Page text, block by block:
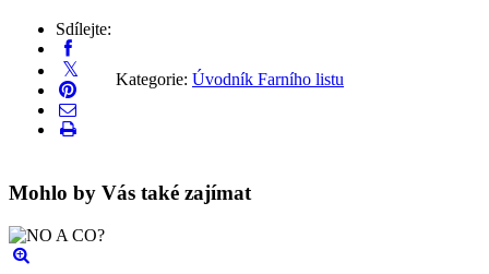
Sdílejte:
Kategorie: Úvodník Farního listu
Mohlo by Vás také zajímat